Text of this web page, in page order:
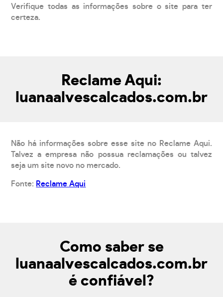
Verifique todas as informações sobre o site para ter
certeza.
Reclame Aqui:
luanaalvescalcados.com.br
Não há informações sobre esse site no Reclame Aqui.
Talvez a empresa não possua reclamações ou talvez
seja um site novo no mercado.
Fonte: Reclame Aqui
Como saber se
luanaalvescalcados.com.br
é confiável?